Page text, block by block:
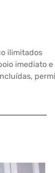
ilimitados
imediato e